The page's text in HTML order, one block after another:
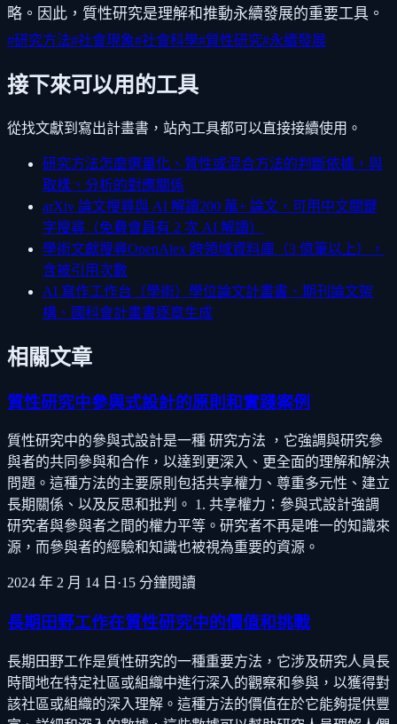
略。因此，質性研究是理解和推動永續發展的重要工具。
#研究方法#社會現象#社會科學#質性研究#永續發展
接下來可以用的工具
從找文獻到寫出計畫書，站內工具都可以直接接續使用。
研究方法怎麼選量化、質性或混合方法的判斷依據，與
取樣、分析的對應關係
arXiv 論文搜尋與 AI 解讀200 萬+ 論文，可用中文關鍵
字搜尋（免費會員有 2 次 AI 解讀）
學術文獻搜尋OpenAlex 跨領域資料庫（3 億筆以上），
含被引用次數
AI 寫作工作台（學術） 學位論文計畫書、期刊論文架
構、國科會計畫書逐章生成
相關文章
質性研究中參與式設計的原則和實踐案例
質性研究中的參與式設計是一種 研究方法 ，它強調與研究參
與者的共同參與和合作，以達到更深入、更全面的理解和解決
問題。這種方法的主要原則包括共享權力、尊重多元性、建立
長期關係、以及反思和批判。 1. 共享權力：參與式設計強調
研究者與參與者之間的權力平等。研究者不再是唯一的知識來
源，而參與者的經驗和知識也被視為重要的資源。
2024 年 2 月 14 日 ·15 分鐘閱讀
長期田野工作在質性研究中的價值和挑戰
長期田野工作是質性研究的一種重要方法，它涉及研究人員長
時間地在特定社區或組織中進行深入的觀察和參與，以獲得對
該社區或組織的深入理解。這種方法的價值在於它能夠提供豐